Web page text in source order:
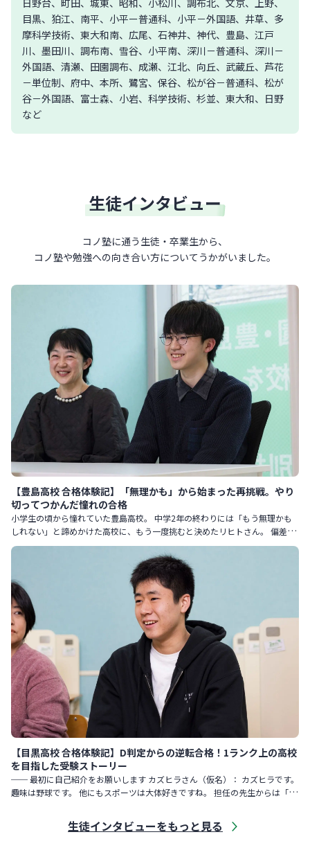
目黒、狛江、南平、小平ー普通科、小平－外国語、井草、多
摩科学技術、東大和南、広尾、石神井、神代、豊島、江戸
川、墨田川、調布南、雪谷、小平南、深川－普通科、深川－
外国語、清瀬、田園調布、成瀬、江北、向丘、武蔵丘、芦花
－単位制、府中、本所、鷺宮、保谷、松が谷－普通科、松が
谷－外国語、富士森、小岩、科学技術、杉並、東大和、日野
など
生徒インタビュー
コノ塾に通う生徒・卒業生から、
コノ塾や勉強への向き合い方について うかがいました。
【豊島高校 合格体験記】「無理かも」から始まった再挑戦。やり
切ってつかんだ憧れの合格
小学生の頃から憧れていた豊島高校。 中学2年の終わりには「もう無理かも
しれない」と諦めかけた高校に、もう一度挑むと決めたリヒトさん。 偏差値
を55から61まで伸ばし、確かな自信を手に入れて迎えた本番。
【目黒高校 合格体験記】D判定からの逆転合格！1ランク上の高校
を目指した受験ストーリー
── 最初に自己紹介をお願いします カズヒラさん（仮名）： カズヒラです。
趣味は野球です。 他にもスポーツは大体好きですね。 担任の先生からは「勝
生徒インタビューをもっと見る